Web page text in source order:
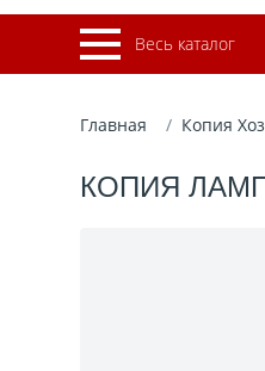
Весь каталог
Главная Копия
КОПИЯ